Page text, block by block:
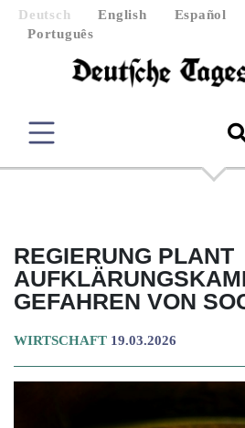
Deutsch English Español
Português
REGIERUNG PLANT
GEFAHREN VON
WIRTSCHAFT 19.03.2026